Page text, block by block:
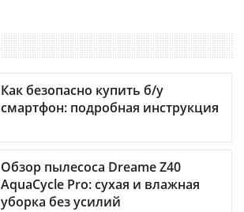
Как безопасно купить б/у
смартфон: подробная инструкция
Обзор пылесоса Dreame Z40
AquaCycle Pro: сухая и влажная
уборка без усилий